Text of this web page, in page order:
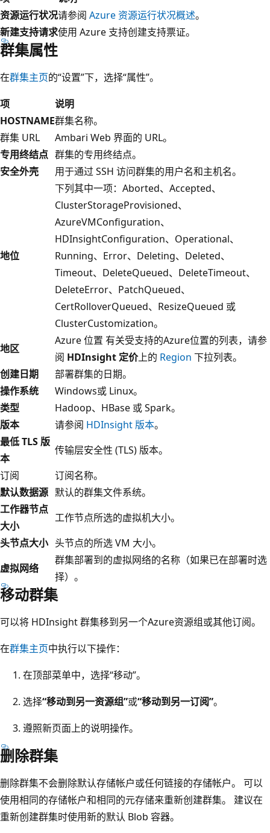
资源运行状况请参阅 Azure 资源运行状况概述。
新建支持请求使用 Azure 支持创建支持票证。
群集属性
在群集主页的“设置”下，选择“属性”。
项
说明
HOSTNAME群集名称。
群集 URL
Ambari Web 界面的 URL。
专用终结点 群集的专用终结点。
安全外壳
用于通过 SSH 访问群集的用户名和主机名。
地位
下列其中一项：Aborted、Accepted、
ClusterStorageProvisioned、
AzureVMConfiguration、
HDInsightConfiguration、Operational、
Running、Error、Deleting、Deleted、
Timeout、DeleteQueued、DeleteTimeout、
DeleteError、PatchQueued、
CertRolloverQueued、ResizeQueued 或
ClusterCustomization。
地区
Azure 位置 有关受支持的Azure位置的列表，请参
阅 HDInsight 定价上的 Region 下拉列表。
创建日期
部署群集的日期。
操作系统
Windows或 Linux。
类型
Hadoop、HBase 或 Spark。
版本
请参阅 HDInsight 版本。
最低 TLS 版
本
传输层安全性 (TLS) 版本。
订阅
订阅名称。
默认数据源 默认的群集文件系统。
工作器节点
大小
工作节点所选的虚拟机大小。
头节点大小 头节点的所选 VM 大小。
虚拟网络
群集部署到的虚拟网络的名称（如果已在部署时选
择）。
移动群集
可以将 HDInsight 群集移到另一个Azure资源组或其他订阅。
在群集主页中执行以下操作：
在顶部菜单中，选择“移动”。
选择“移动到另一资源组”或“移动到另一订阅”。
遵照新页面上的说明操作。
删除群集
删除群集不会删除默认存储帐户或任何链接的存储帐户。 可以
使用相同的存储帐户和相同的元存储来重新创建群集。 建议在
重新创建群集时使用新的默认 Blob 容器。